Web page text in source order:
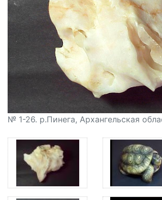
№ 1-26. р.Пинега, Архангельская